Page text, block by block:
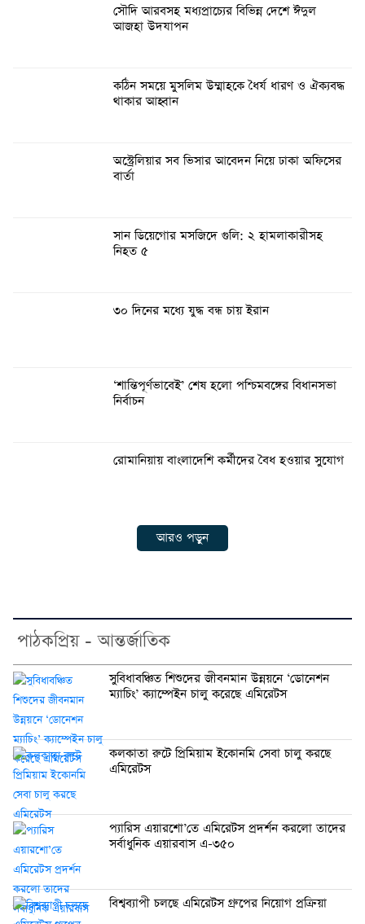
সৌদি আরবসহ মধ্যপ্রাচ্যের বিভিন্ন দেশে ঈদুল
আজহা উদযাপন
কঠিন সময়ে মুসলিম উম্মাহকে ধৈর্য ধারণ ও ঐক্যবদ্ধ
থাকার আহ্বান
অস্ট্রেলিয়ার সব ভিসার আবেদন নিয়ে ঢাকা অফিসের
বার্তা
সান ডিয়েগোর মসজিদে গুলি: ২ হামলাকারীসহ
নিহত ৫
৩০ দিনের মধ্যে যুদ্ধ বন্ধ চায় ইরান
‘শান্তিপূর্ণভাবেই’ শেষ হলো পশ্চিমবঙ্গের বিধানসভা
নির্বাচন
রোমানিয়ায় বাংলাদেশি কর্মীদের বৈধ হওয়ার সুযোগ
আরও পড়ুন
পাঠকপ্রিয় - আন্তর্জাতিক
সুবিধাবঞ্চিত শিশুদের জীবনমান উন্নয়নে ‘ডোনেশন
ম্যাচিং’ ক্যাম্পেইন চালু করেছে এমিরেটস
কলকাতা রুটে প্রিমিয়াম ইকোনমি সেবা চালু করছে
এমিরেটস
প্যারিস এয়ারশো’তে এমিরেটস প্রদর্শন করলো তাদের
সর্বাধুনিক এয়ারবাস এ-৩৫০
বিশ্বব্যাপী চলছে এমিরেটস গ্রুপের নিয়োগ প্রক্রিয়া